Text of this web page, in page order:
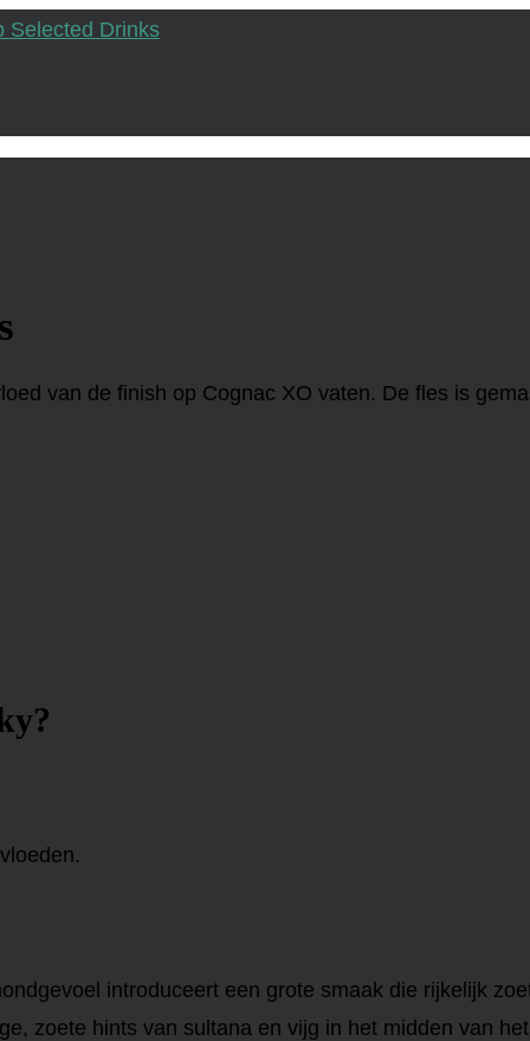
van de finish op Cognac XO vaten. De fles is
introduceert een grote smaak die rijkelijk
zoete hints van sultana en vijg in het midden van